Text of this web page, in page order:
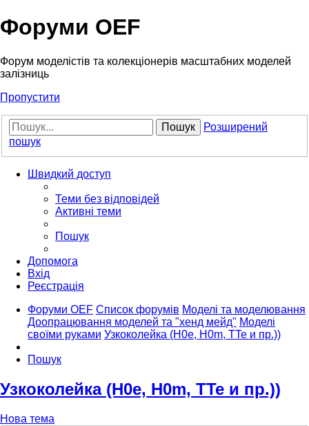
Форуми OEF
Форум моделістів та колекціонерів масштабних моделей
залізниць
Пропустити
Пошук
Розширений
пошук
Швидкий доступ
Теми без відповідей
Активні теми
Пошук
Допомога
Вхід
Реєстрація
Форуми OEF Список форумів Моделі та моделювання
Доопрацювання моделей та "хенд мейд" Моделі
своїми руками Узкоколейка (H0e, H0m, TTe и пр.))
Пошук
Узкоколейка (H0e, H0m, TTe и пр.))
Нова тема